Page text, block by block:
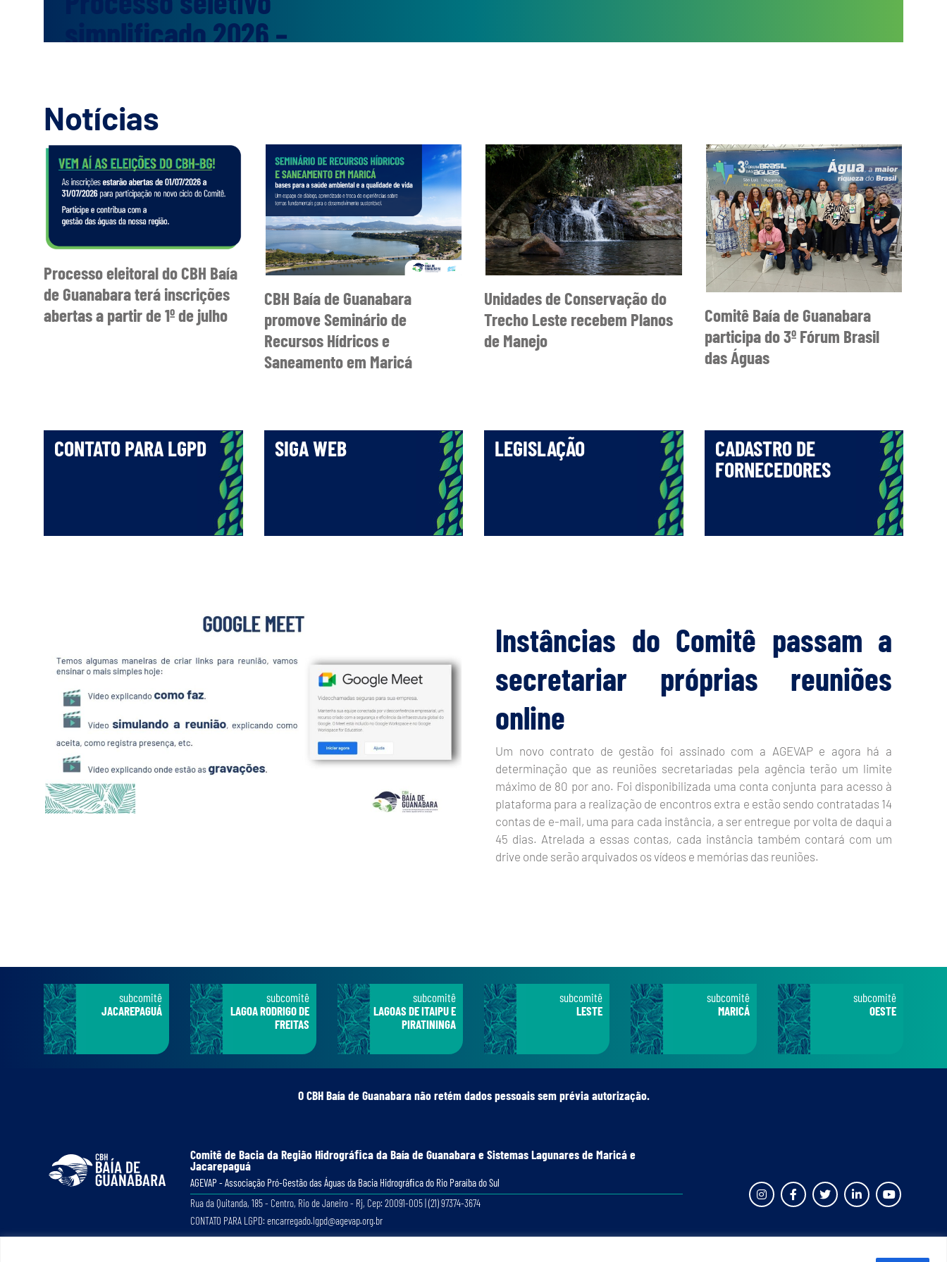
simplificado 2026 –
Guanabara
Processo Seletivo Simplificado nº 002/2026 da AGEVAP, destinado ao
preenchimento de vagas temporárias para atuação junto ao Comitê da
Baía de Guanabara (CBH-BG). As oportunidades são para os cargos de
Especialista Administrativo e Especialista em Recursos Hídricos. Os
interessados devem consultar o edital e realizar a inscrição dentro do
prazo estabelecido. Acesse oedital
Notícias
Processo eleitoral do CBH Baía
de Guanabara terá inscrições
abertas a partir de 1º de julho
CBH Baía de Guanabara
promove Seminário de
Recursos Hídricos e
Saneamento em Maricá
Unidades de Conservação do
Trecho Leste recebem Planos
de Manejo
Comitê Baía de Guanabara
participa do 3º Fórum Brasil
das Águas
CONTATO PARA LGPD SIGA WEB LEGISLAÇÃO
CADASTRO DE
FORNECEDORES
Instâncias do Comitê passam a
secretariar próprias reuniões
online
Um novo contrato de gestão foi assinado com a AGEVAP e agora há a
determinação que as reuniões secretariadas pela agência terão um limite
máximo de 80 por ano. Foi disponibilizada uma conta conjunta para acesso à
plataforma para a realização de encontros extra e estão sendo contratadas 14
contas de e-mail, uma para cada instância, a ser entregue por volta de daqui a
45 dias. Atrelada a essas contas, cada instância também contará com um
drive onde serão arquivados os vídeos e memórias das reuniões.
subcomitê
JACAREPAGUÁ
subcomitê
LAGOA RODRIGO DE
FREITAS
subcomitê
LAGOAS DE ITAIPU E
PIRATININGA
subcomitê
LESTE
subcomitê
MARICÁ
subcomitê
OESTE
O CBH Baía de Guanabara não retém dados pessoais sem prévia autorização.
Comitê de Bacia da Região Hidrográﬁca da Baía de Guanabara e Sistemas Lagunares de Maricá e
Jacarepaguá
AGEVAP - Associação Pró-Gestão das Águas da Bacia Hidrográﬁca do Rio Paraíba do Sul
Rua da Quitanda, 185 - Centro, Rio de Janeiro - Rj, Cep: 20091-005 | (21) 97374-3674
CONTATO PARA LGPD: encarregado.lgpd@agevap.org.br